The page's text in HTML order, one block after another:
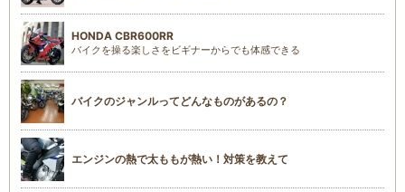
HONDA CBR600RR
バイクを操る楽しさをビギナーからでも体感できる
バイクのジャンルってどんなものがあるの？
エンジンの熱で太ももが熱い！対策を教えて